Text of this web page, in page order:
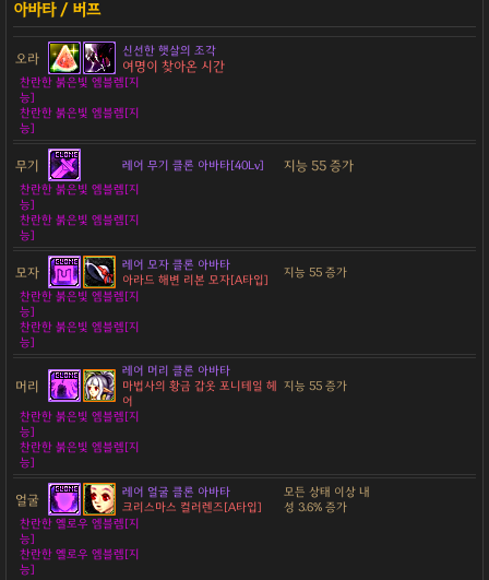
오라 신선한 햇살의 조각
여명이 찾아온 시간
찬란한 붉은빛 엠블렘[지
능]
찬란한 붉은빛 엠블렘[지
능]
무기 레어 무기 클론 아바타[40Lv] 지능 55 증가
찬란한 붉은빛 엠블렘[지
능]
찬란한 붉은빛 엠블렘[지
능]
모자
레어 모자 클론 아바타
아라드 해변 리본 모자[A타입]
지능 55 증가
찬란한 붉은빛 엠블렘[지
능]
찬란한 붉은빛 엠블렘[지
능]
머리
레어 머리 클론 아바타
마법사의 황금 갑옷 포니테일 헤
어
지능 55 증가
찬란한 붉은빛 엠블렘[지
능]
찬란한 붉은빛 엠블렘[지
능]
얼굴
레어 얼굴 클론 아바타
크리스마스 컬러렌즈[A타입]
모든 상태 이상 내
성 3.6% 증가
찬란한 옐로우 엠블렘[지
능]
찬란한 옐로우 엠블렘[지
능]